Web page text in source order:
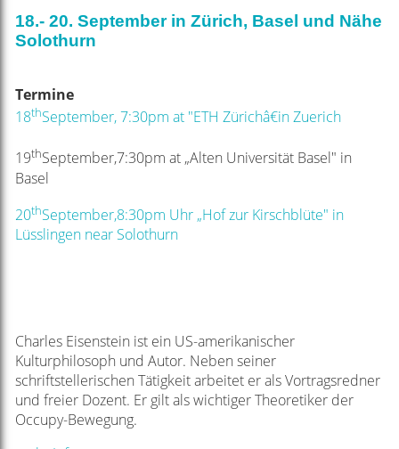
18.- 20. September in Zürich, Basel und Nähe
Solothurn
Termine
18thSeptember, 7:30pm at "ETH Zürichâ€in Zuerich
19thSeptember,7:30pm at „Alten Universität Basel" in
Basel
20thSeptember,8:30pm Uhr „Hof zur Kirschblüte" in
Lüsslingen near Solothurn
Charles Eisenstein ist ein US-amerikanischer
Kulturphilosoph und Autor. Neben seiner
schriftstellerischen Tätigkeit arbeitet er als Vortragsredner
und freier Dozent. Er gilt als wichtiger Theoretiker der
Occupy-Bewegung.